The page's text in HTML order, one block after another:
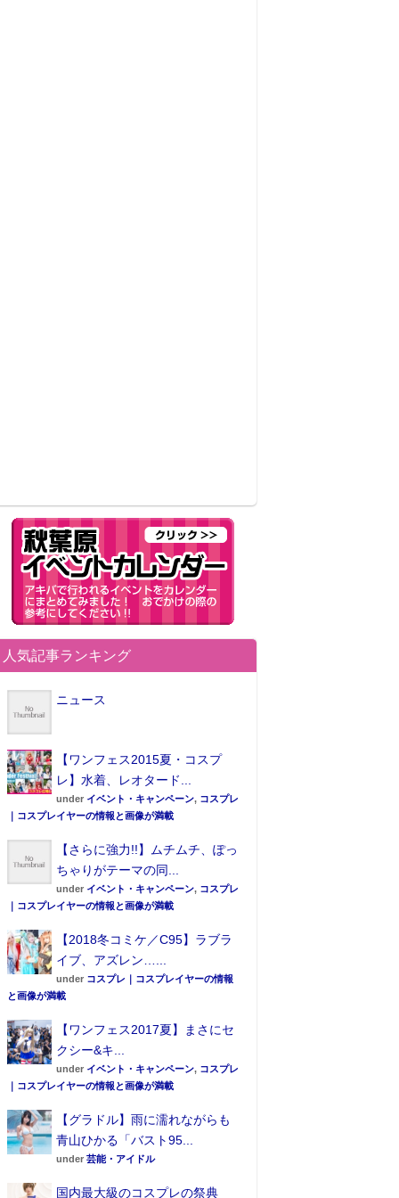
人気記事ランキング
ニュース
【ワンフェス2015夏・コスプ
レ】水着、レオタード...
under イベント・キャンペーン, コスプレ
｜コスプレイヤーの情報と画像が満載
【さらに強力!!】ムチムチ、ぽっ
ちゃりがテーマの同...
under イベント・キャンペーン, コスプレ
｜コスプレイヤーの情報と画像が満載
【2018冬コミケ／C95】ラブラ
イブ、アズレン…...
under コスプレ｜コスプレイヤーの情報
と画像が満載
【ワンフェス2017夏】まさにセ
クシー&キ...
under イベント・キャンペーン, コスプレ
｜コスプレイヤーの情報と画像が満載
【グラドル】雨に濡れながらも
青山ひかる「バスト95...
under 芸能・アイドル
国内最大級のコスプレの祭典